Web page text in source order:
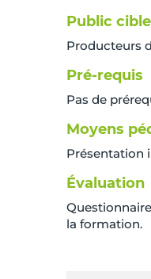
Public cible
Producteurs
Pré-requis
Pas de
Moyens
Présentation
Évaluation
la formation.